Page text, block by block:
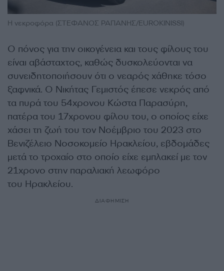
Η νεκροφόρα (ΣΤΕΦΑΝΟΣ ΡΑΠΑΝΗΣ/EUROKINISSI)
Ο πόνος για την οικογένεια και τους φίλους του
είναι αβάσταχτος, καθώς δυσκολεύονται να
συνειδητοποιήσουν ότι ο νεαρός χάθηκε τόσο
ξαφνικά. Ο Νικήτας Γεμιστός έπεσε νεκρός από
τα πυρά του 54χρονου Κώστα Παρασύρη,
πατέρα του 17χρονου φίλου του, ο οποίος είχε
χάσει τη ζωή του τον Νοέμβριο του 2023 στο
Βενιζέλειο Νοσοκομείο Ηρακλείου, εβδομάδες
μετά το τροχαίο στο οποίο είχε εμπλακεί με τον
21χρονο στην παραλιακή λεωφόρο
του Ηρακλείου.
ΔΙΑΦΗΜΙΣΗ